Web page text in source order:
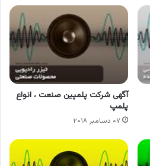
آگهی شرکت پلمپین صنعت ، انواع
پلمپ
۰۷ دسامبر ۲۰۱۸